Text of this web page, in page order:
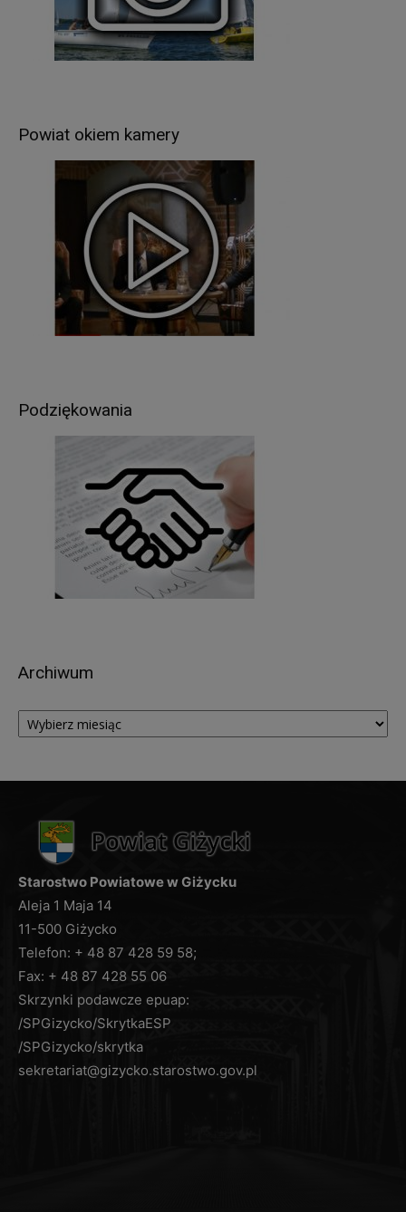
Powiat okiem kamery
Podziękowania
Archiwum
Archiwum
Starostwo Powiatowe w Giżycku
Aleja 1 Maja 14
11-500 Giżycko
Telefon: + 48 87 428 59 58;
Fax: + 48 87 428 55 06
Skrzynki podawcze epuap:
/SPGizycko/SkrytkaESP
/SPGizycko/skrytka
sekretariat@gizycko.starostwo.gov.pl
w następujących celach:
wypełnienia obowiązków prawnych ciążących na
Administratorze – wynikających z ustaw
ewidencji gruntów i budynków itp.),
realizacji umów zawartych z kontrahentami
Administratora,
w pozostałych przypadkach Pani/Pana dane
osobowe przetwarzane są wyłącznie na podstawie
wcześniej udzielonej zgody w zakresie i celu
określonym w treści zgody (np. sprawy dot.
rekrutacji pracowników).
Podstawą prawną przetwarzania Pani/Pana
danych osobowych jest:
przepisy prawa (art. 6 ust.1 lit. c RODO),
Administratorem (art. 6 ust.1 lit. b RODO),
udzielona przez Panią/Pana zgoda na
przetwarzanie danych osobowych – np. w celu
rekrutacji (art. 6 ust.1 lit. a RODO).
W związku z przetwarzaniem danych w celach
wskazanych w pkt 3,
Pani/Pana
mogą być udostępniane innym odbiorcom lub
kategoriom odbiorców danych osobowych
zlecenie organów władzy publicznej, w zakresie i
w celach, które wynikają z przepisów powszechnie
umów podpisanych z Starostwem Powiatowym w
Giżycku przetwarzają dane osobowe, dla których
Administratorem jest Starosta Giżycki (np. usługi
pocztowe).
Pani/Pana dane osobowe będą przetwarzane
przez okres niezbędny do realizacji celów
wskazanych w pkt 3, lecz nie krócej niż okres
wskazany w przepisach o archiwizacji. Oznacza
to, że dane osobowe zostaną zniszczone po
daty zakończenia sprawy (zgodnie z przepisami
o archiwizacji).
W związku z przetwarzaniem przez